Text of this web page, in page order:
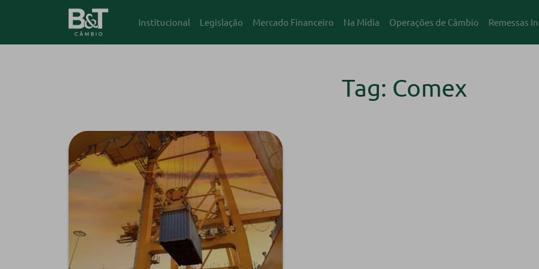
Institucional Legislação Mercado Financeiro Na Mídia Operações de Câmbio Remessas
Tag: Comex